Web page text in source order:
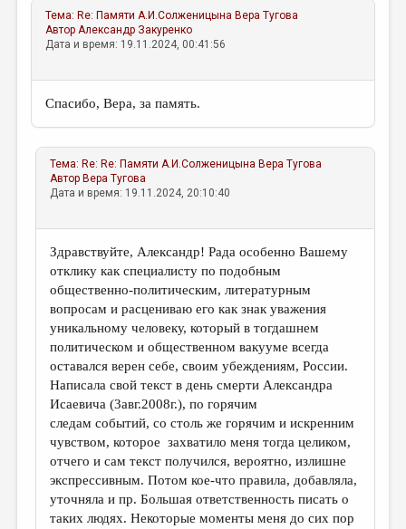
Тема: Re: Памяти А.И.Солженицына Вера Тугова
АвторАлександр Закуренко
Дата и время: 19.11.2024, 00:41:56
Спасибо, Вера, за память.
Тема: Re: Re: Памяти А.И.Солженицына Вера Тугова
Автор Вера Тугова
Дата и время: 19.11.2024, 20:10:40
Здравствуйте, Александр! Рада особенно Вашему
отклику как специалисту по подобным
общественно-политическим, литературным
вопросам и расцениваю его как знак уважения
уникальному человеку, который в тогдашнем
политическом и общественном вакууме всегда
оставался верен себе, своим убеждениям, России.
Написала свой текст в день смерти Александра
Исаевича (3авг.2008г.), по горячим
следам событий, со столь же горячим и искренним
чувством, которое захватило меня тогда целиком,
отчего и сам текст получился, вероятно, излишне
экспрессивным. Потом кое-что правила, добавляла,
уточняла и пр. Большая ответственность писать о
таких людях. Некоторые моменты меня до сих пор